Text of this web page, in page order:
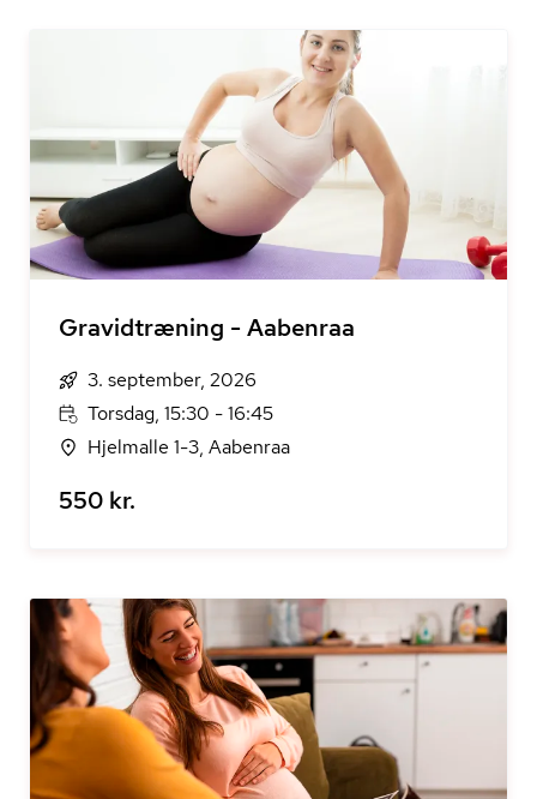
Gravidtræning - Aabenraa
3. september, 2026
Torsdag, 15:30 - 16:45
Hjelmalle 1-3, Aabenraa
550 kr.